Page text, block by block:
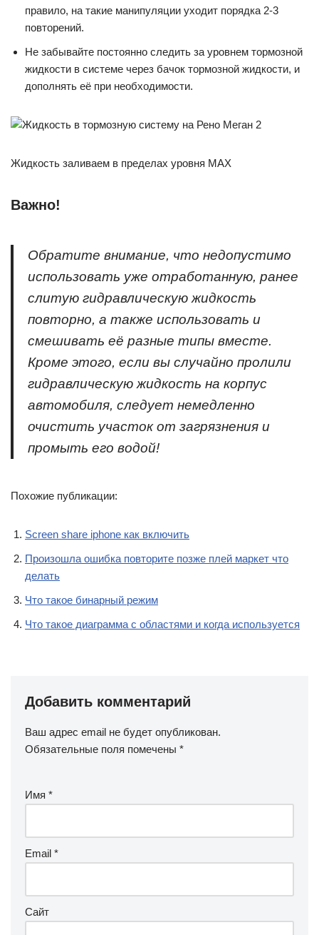
правило, на такие манипуляции уходит порядка 2-3
повторений.
Не забывайте постоянно следить за уровнем тормозной
жидкости в системе через бачок тормозной жидкости, и
дополнять её при необходимости.
Жидкость заливаем в пределах уровня MAX
Важно!
Обратите внимание, что недопустимо
использовать уже отработанную, ранее
слитую гидравлическую жидкость
повторно, а также использовать и
смешивать её разные типы вместе.
Кроме этого, если вы случайно пролили
гидравлическую жидкость на корпус
автомобиля, следует немедленно
очистить участок от загрязнения и
промыть его водой!
Похожие публикации:
Screen share iphone как включить
Произошла ошибка повторите позже плей маркет что
делать
Что такое бинарный режим
Что такое диаграмма с областями и когда используется
Добавить комментарий
Ваш адрес email не будет опубликован.
Обязательные поля помечены *
Имя *
Email *
Сайт